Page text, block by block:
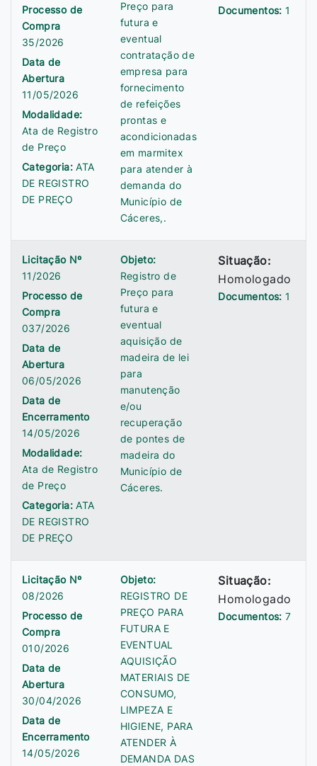
Processo de
Compra
35/2026
Data de
Abertura
11/05/2026
Modalidade:
Ata de Registro
de Preço
Categoria:ATA
DE REGISTRO
DE PREÇO
Preço para
futura e
eventual
contratação de
empresa para
fornecimento
de refeições
prontas e
acondicionadas
em marmitex
para atender à
demanda do
Município de
Cáceres,.
Documentos:1
Licitação Nº
11/2026
Processo de
Compra
037/2026
Data de
Abertura
06/05/2026
Data de
Encerramento
14/05/2026
Modalidade:
Ata de Registro
de Preço
Categoria:ATA
DE REGISTRO
DE PREÇO
Objeto:
Registro de
Preço para
futura e
eventual
aquisição de
madeira de lei
para
manutenção
e/ou
recuperação
de pontes de
madeira do
Município de
Cáceres.
Situação:
Homologado
Documentos: 1
Licitação Nº
08/2026
Processo de
Compra
010/2026
Data de
Abertura
30/04/2026
Data de
Encerramento
14/05/2026
Objeto:
REGISTRO DE
PREÇO PARA
FUTURA E
EVENTUAL
AQUISIÇÃO
MATERIAIS DE
CONSUMO,
LIMPEZA E
HIGIENE, PARA
ATENDER À
DEMANDA DAS
Situação:
Homologado
Documentos:7